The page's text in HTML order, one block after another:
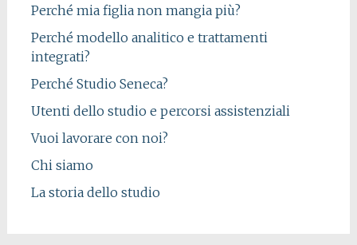
Perché mia figlia non mangia più?
Perché modello analitico e trattamenti
integrati?
Perché Studio Seneca?
Utenti dello studio e percorsi assistenziali
Vuoi lavorare con noi?
Chi siamo
La storia dello studio